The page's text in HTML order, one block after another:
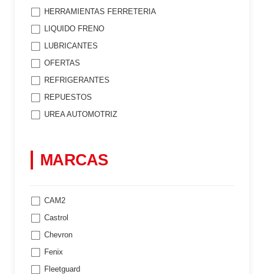
HERRAMIENTAS FERRETERIA
LIQUIDO FRENO
LUBRICANTES
OFERTAS
REFRIGERANTES
REPUESTOS
UREA AUTOMOTRIZ
MARCAS
CAM2
Castrol
Chevron
Fenix
Fleetguard